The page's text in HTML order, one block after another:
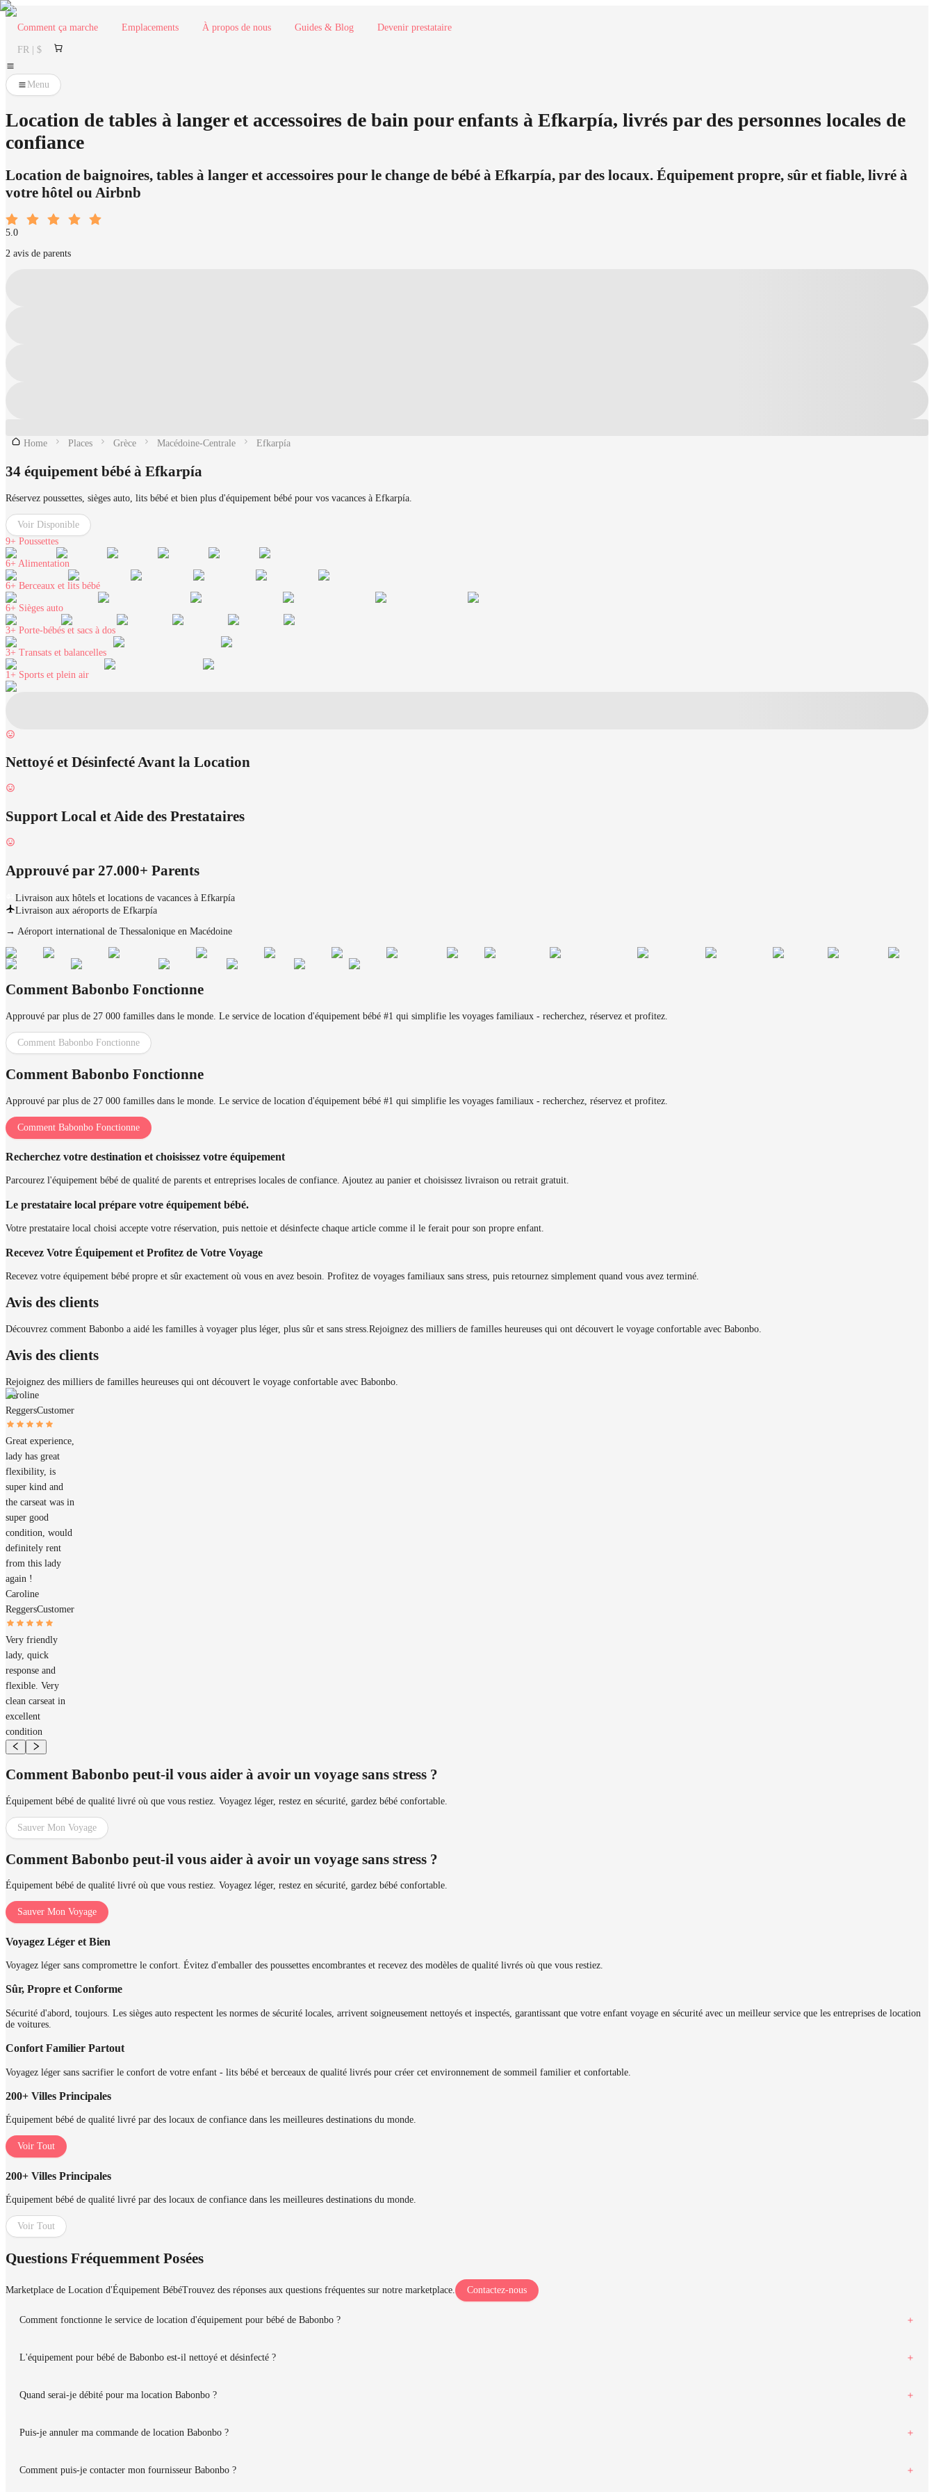
Comment ça marche Emplacements À propos de nous Guides & Blog Devenir prestataire
FR | $
Menu
Location de tables à langer et accessoires de bain pour enfants à Efkarpía, livrés par des personnes locales de
confiance
Location de baignoires, tables à langer et accessoires pour le change de bébé à Efkarpía, par des locaux. Équipement propre, sûr et fiable, livré à
votre hôtel ou Airbnb
5.0
2 avis de parents
Home Places Grèce Macédoine-Centrale Efkarpía
34 équipement bébé à Efkarpía
Réservez poussettes, sièges auto, lits bébé et bien plus d'équipement bébé pour vos vacances à Efkarpía.
Voir Disponible
9+ Poussettes
6+ Alimentation
6+ Berceaux et lits bébé
6+ Sièges auto
3+ Porte-bébés et sacs à dos
3+ Transats et balancelles
1+ Sports et plein air
Nettoyé et Désinfecté Avant la Location
Support Local et Aide des Prestataires
Approuvé par 27.000+ Parents
Livraison aux hôtels et locations de vacances à Efkarpía
Livraison aux aéroports de Efkarpía
→ Aéroport international de Thessalonique en Macédoine
Comment Babonbo Fonctionne
Approuvé par plus de 27 000 familles dans le monde. Le service de location d'équipement bébé #1 qui simplifie les voyages familiaux - recherchez, réservez et profitez.
Comment Babonbo Fonctionne
Comment Babonbo Fonctionne
Approuvé par plus de 27 000 familles dans le monde. Le service de location d'équipement bébé #1 qui simplifie les voyages familiaux - recherchez, réservez et profitez.
Comment Babonbo Fonctionne
Recherchez votre destination et choisissez votre équipement
Parcourez l'équipement bébé de qualité de parents et entreprises locales de confiance. Ajoutez au panier et choisissez livraison ou retrait gratuit.
Le prestataire local prépare votre équipement bébé.
Votre prestataire local choisi accepte votre réservation, puis nettoie et désinfecte chaque article comme il le ferait pour son propre enfant.
Recevez Votre Équipement et Profitez de Votre Voyage
Recevez votre équipement bébé propre et sûr exactement où vous en avez besoin. Profitez de voyages familiaux sans stress, puis retournez simplement quand vous avez terminé.
Avis des clients
Découvrez comment Babonbo a aidé les familles à voyager plus léger, plus sûr et sans stress. Rejoignez des milliers de familles heureuses qui ont découvert le voyage confortable avec Babonbo.
Avis des clients
Rejoignez des milliers de familles heureuses qui ont découvert le voyage confortable avec Babonbo.
Caroline
ReggersCustomer
Great experience,
lady has great
flexibility, is
super kind and
the carseat was in
super good
condition, would
definitely rent
from this lady
again !
Caroline
ReggersCustomer
Very friendly
lady, quick
response and
flexible. Very
clean carseat in
excellent
condition
Comment Babonbo peut-il vous aider à avoir un voyage sans stress ?
Équipement bébé de qualité livré où que vous restiez. Voyagez léger, restez en sécurité, gardez bébé confortable.
Sauver Mon Voyage
Comment Babonbo peut-il vous aider à avoir un voyage sans stress ?
Équipement bébé de qualité livré où que vous restiez. Voyagez léger, restez en sécurité, gardez bébé confortable.
Sauver Mon Voyage
Voyagez Léger et Bien
Voyagez léger sans compromettre le confort. Évitez d'emballer des poussettes encombrantes et recevez des modèles de qualité livrés où que vous restiez.
Sûr, Propre et Conforme
Sécurité d'abord, toujours. Les sièges auto respectent les normes de sécurité locales, arrivent soigneusement nettoyés et inspectés, garantissant que votre enfant voyage en sécurité avec un meilleur service que les entreprises de location
de voitures.
Confort Familier Partout
Voyagez léger sans sacrifier le confort de votre enfant - lits bébé et berceaux de qualité livrés pour créer cet environnement de sommeil familier et confortable.
200+ Villes Principales
Équipement bébé de qualité livré par des locaux de confiance dans les meilleures destinations du monde.
Voir Tout
200+ Villes Principales
Équipement bébé de qualité livré par des locaux de confiance dans les meilleures destinations du monde.
Voir Tout
Questions Fréquemment Posées
Marketplace de Location d'Équipement BébéTrouvez des réponses aux questions fréquentes sur notre marketplace. Contactez-nous
Comment fonctionne le service de location d'équipement pour bébé de Babonbo ?
L'équipement pour bébé de Babonbo est-il nettoyé et désinfecté ?
Quand serai-je débité pour ma location Babonbo ?
Puis-je annuler ma commande de location Babonbo ?
Comment puis-je contacter mon fournisseur Babonbo ?